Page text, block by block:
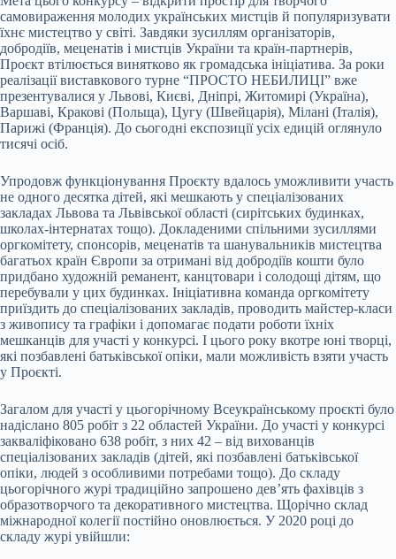
самовираження молодих українських мистців й популяризувати
їхнє мистецтво у світі. Завдяки зусиллям організаторів,
добродіїв, меценатів і мистців України та країн-партнерів,
Проєкт втілюється винятково як громадська ініціатива. За роки
реалізації виставкового турне “ПРОСТО НЕБИЛИЦІ” вже
презентувалися у Львові, Києві, Дніпрі, Житомирі (Україна),
Варшаві, Кракові (Польща), Цугу (Швейцарія), Мілані (Італія),
Парижі (Франція). До сьогодні експозиції усіх едицій оглянуло
тисячі осіб.
Упродовж функціонування Проєкту вдалось уможливити участь
не одного десятка дітей, які мешкають у спеціалізованих
закладах Львова та Львівської області (сирітських будинках,
школах-інтернатах тощо). Докладеними спільними зусиллями
оргкомітету, спонсорів, меценатів та шанувальників мистецтва
багатьох країн Європи за отримані від добродіїв кошти було
придбано художній реманент, канцтовари і солодощі дітям, що
перебували у цих будинках. Ініціативна команда оргкомітету
приїздить до спеціалізованих закладів, проводить майстер-класи
з живопису та графіки і допомагає подати роботи їхніх
мешканців для участі у конкурсі. І цього року вкотре юні творці,
які позбавлені батьківської опіки, мали можливість взяти участь
у Проєкті.
Загалом для участі у цьогорічному Всеукраїнському проєкті було
надіслано 805 робіт з 22 областей України. До участі у конкурсі
закваліфіковано 638 робіт, з них 42 – від вихованців
спеціалізованих закладів (дітей, які позбавлені батьківської
опіки, людей з особливими потребами тощо). До складу
цьогорічного журі традиційно запрошено дев’ять фахівців з
образотворчого та декоративного мистецтва. Щорічно склад
міжнародної колегії постійно оновлюється. У 2020 році до
складу журі увійшли: